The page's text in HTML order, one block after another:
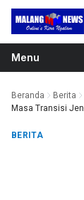
Langsung ke
Menu
Beranda
Berita
Masa Transisi
BERITA